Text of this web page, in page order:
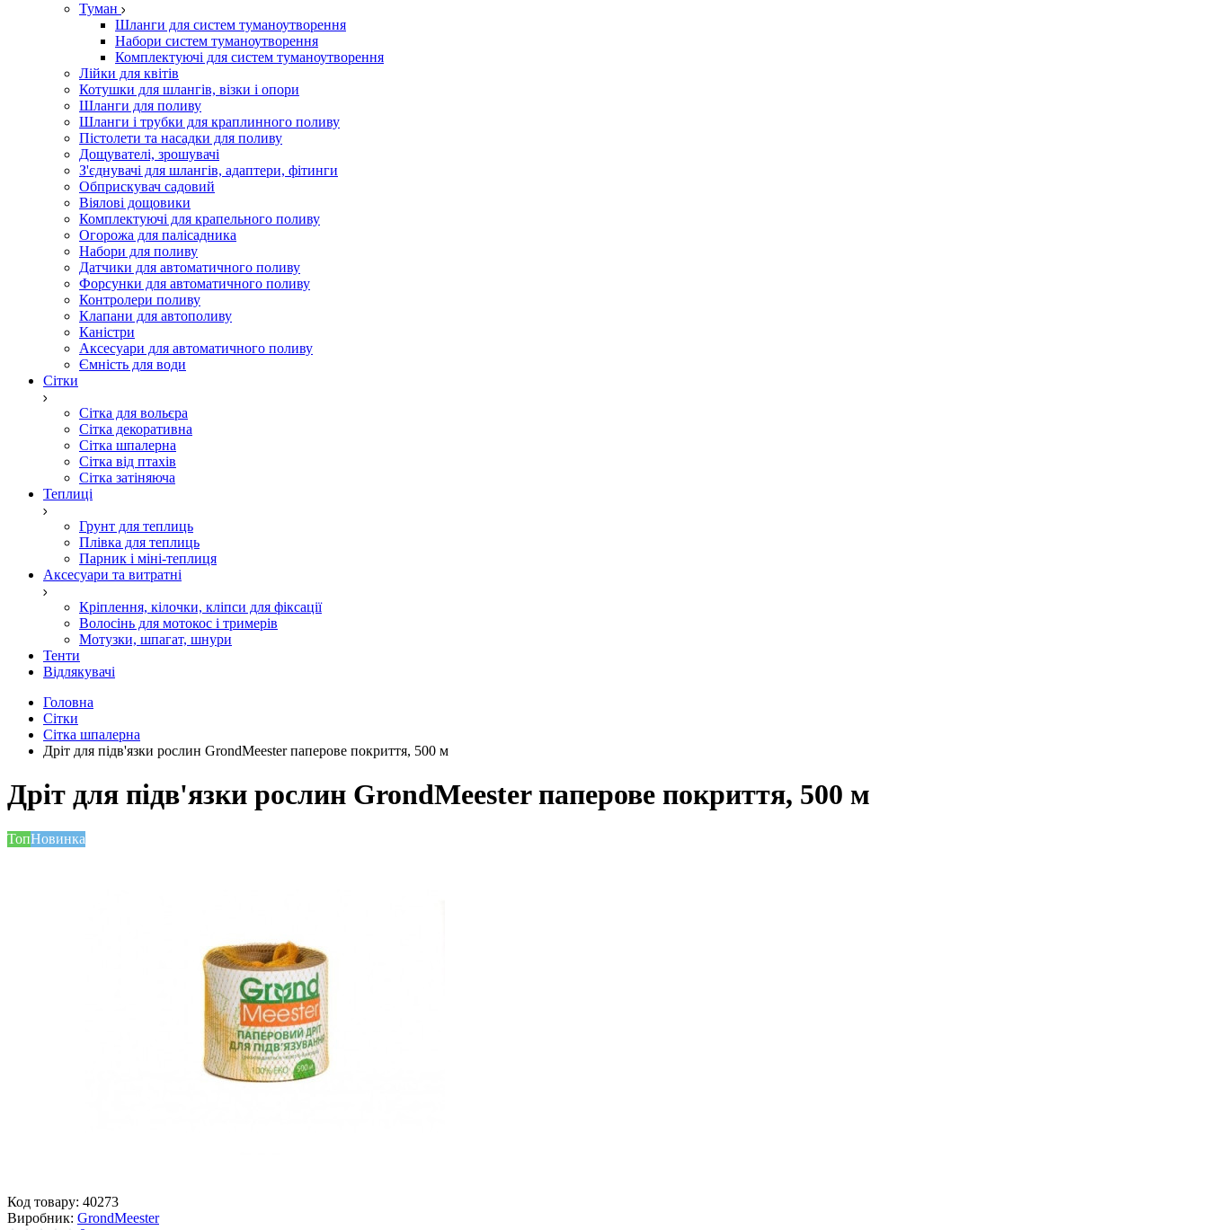
Туман
Шланги для систем туманоутворення
Набори систем туманоутворення
Комплектуючі для систем туманоутворення
Лійки для квітів
Котушки для шлангів, візки і опори
Шланги для поливу
Шланги і трубки для краплинного поливу
Пістолети та насадки для поливу
Дощувателі, зрошувачі
З'єднувачі для шлангів, адаптери, фітинги
Обприскувач садовий
Віялові дощовики
Комплектуючі для крапельного поливу
Огорожа для палісадника
Набори для поливу
Датчики для автоматичного поливу
Форсунки для автоматичного поливу
Контролери поливу
Клапани для автополиву
Каністри
Аксесуари для автоматичного поливу
Ємність для води
Сітки
Сітка для вольєра
Сітка декоративна
Сітка шпалерна
Сітка від птахів
Сітка затіняюча
Теплиці
Грунт для теплиць
Плівка для теплиць
Парник і міні-теплиця
Аксесуари та витратні
Кріплення, кілочки, кліпси для фіксації
Волосінь для мотокос і тримерів
Мотузки, шпагат, шнури
Тенти
Відлякувачі
Головна
Сітки
Сітка шпалерна
Дріт для підв'язки рослин GrondMeester паперове покриття, 500 м
Дріт для підв'язки рослин GrondMeester паперове покриття, 500 м
ТопНовинка
Код товару: 40273
Виробник: GrondMeester